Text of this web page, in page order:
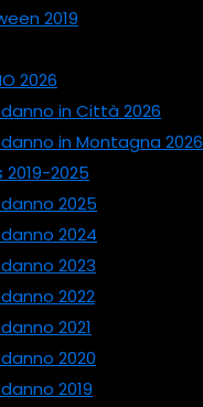
2019
2026
in Città 2026
in Montagna 2026
2019-2025
2025
2024
2023
2022
2021
2020
2019